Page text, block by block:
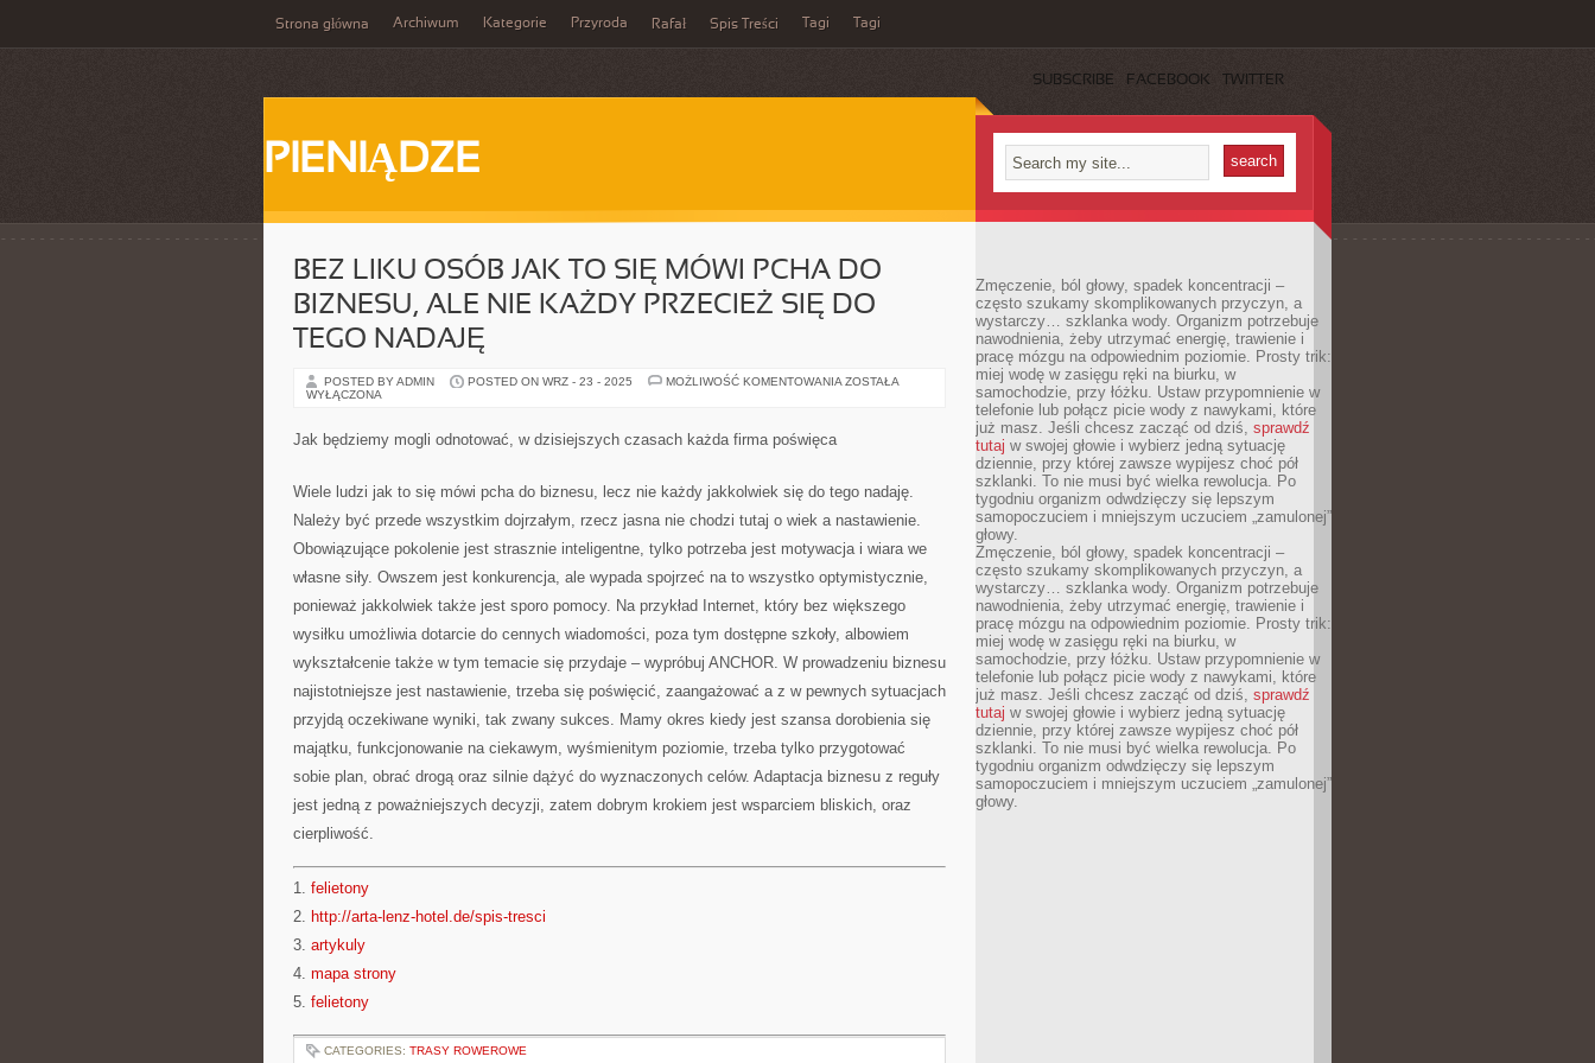
Strona główna Archiwum Kategorie Przyroda Rafał Spis Treści Tagi Tagi
SUBSCRIBE FACEBOOK TWITTER
PIENIĄDZE
BEZ LIKU OSÓB JAK TO SIĘ MÓWI PCHA DO
BIZNESU, ALE NIE KAŻDY PRZECIEŻ SIĘ DO
TEGO NADAJĘ
POSTED BY ADMIN POSTED ON WRZ - 23 - 2025 MOŻLIWOŚĆ KOMENTOWANIA BEZ
BIZNESU,
NIE
PRZECIEŻ
DO
TEGO
NADAJĘ
ZOSTAŁA
WYŁĄCZONA
Jak będziemy mogli odnotować, w dzisiejszych czasach każda firma poświęca
Wiele ludzi jak to się mówi pcha do biznesu, lecz nie każdy jakkolwiek się do tego nadaję.
Należy być przede wszystkim dojrzałym, rzecz jasna nie chodzi tutaj o wiek a nastawienie.
Obowiązujące pokolenie jest strasznie inteligentne, tylko potrzeba jest motywacja i wiara we
własne siły. Owszem jest konkurencja, ale wypada spojrzeć na to wszystko optymistycznie,
ponieważ jakkolwiek także jest sporo pomocy. Na przykład Internet, który bez większego
wysiłku umożliwia dotarcie do cennych wiadomości, poza tym dostępne szkoły, albowiem
wykształcenie także w tym temacie się przydaje – wypróbuj ANCHOR. W prowadzeniu biznesu
najistotniejsze jest nastawienie, trzeba się poświęcić, zaangażować a z w pewnych sytuacjach
przyjdą oczekiwane wyniki, tak zwany sukces. Mamy okres kiedy jest szansa dorobienia się
majątku, funkcjonowanie na ciekawym, wyśmienitym poziomie, trzeba tylko przygotować
sobie plan, obrać drogą oraz silnie dążyć do wyznaczonych celów. Adaptacja biznesu z reguły
jest jedną z poważniejszych decyzji, zatem dobrym krokiem jest wsparciem bliskich, oraz
cierpliwość.
1. felietony
2. http://arta-lenz-hotel.de/spis-tresci
3. artykuly
4. mapa strony
5. felietony
CATEGORIES: TRASY ROWEROWE
Zmęczenie, ból głowy, spadek koncentracji –
często szukamy skomplikowanych przyczyn, a
wystarczy… szklanka wody. Organizm potrzebuje
nawodnienia, żeby utrzymać energię, trawienie i
pracę mózgu na odpowiednim poziomie. Prosty trik:
miej wodę w zasięgu ręki na biurku, w
samochodzie, przy łóżku. Ustaw przypomnienie w
telefonie lub połącz picie wody z nawykami, które
już masz. Jeśli chcesz zacząć od dziś, sprawdź
tutaj w swojej głowie i wybierz jedną sytuację
dziennie, przy której zawsze wypijesz choć pół
szklanki. To nie musi być wielka rewolucja. Po
tygodniu organizm odwdzięczy się lepszym
samopoczuciem i mniejszym uczuciem „zamulonej”
głowy.
Zmęczenie, ból głowy, spadek koncentracji –
często szukamy skomplikowanych przyczyn, a
wystarczy… szklanka wody. Organizm potrzebuje
nawodnienia, żeby utrzymać energię, trawienie i
pracę mózgu na odpowiednim poziomie. Prosty trik:
miej wodę w zasięgu ręki na biurku, w
samochodzie, przy łóżku. Ustaw przypomnienie w
telefonie lub połącz picie wody z nawykami, które
już masz. Jeśli chcesz zacząć od dziś, sprawdź
tutaj w swojej głowie i wybierz jedną sytuację
dziennie, przy której zawsze wypijesz choć pół
szklanki. To nie musi być wielka rewolucja. Po
tygodniu organizm odwdzięczy się lepszym
samopoczuciem i mniejszym uczuciem „zamulonej”
głowy.